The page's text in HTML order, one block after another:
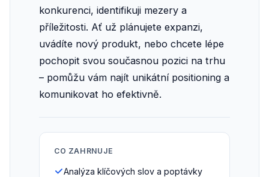
konkurenci, identifikuji mezery a
příležitosti. Ať už plánujete expanzi,
uvádíte nový produkt, nebo chcete lépe
pochopit svou současnou pozici na trhu
– pomůžu vám najít unikátní positioning a
komunikovat ho efektivně.
CO ZAHRNUJE
Analýza klíčových slov a poptávky